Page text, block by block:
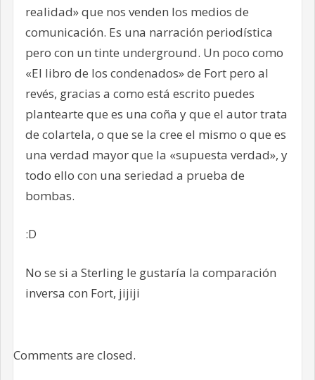
realidad» que nos venden los medios de
comunicación. Es una narración periodística
pero con un tinte underground. Un poco como
«El libro de los condenados» de Fort pero al
revés, gracias a como está escrito puedes
plantearte que es una coña y que el autor trata
de colartela, o que se la cree el mismo o que es
una verdad mayor que la «supuesta verdad», y
todo ello con una seriedad a prueba de
bombas.
:D
No se si a Sterling le gustaría la comparación
inversa con Fort, jijiji
Comments are closed.